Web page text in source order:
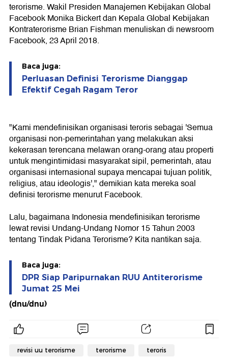
terorisme. Wakil Presiden Manajemen Kebijakan Global
Facebook Monika Bickert dan Kepala Global Kebijakan
Kontraterorisme Brian Fishman menuliskan di newsroom
Facebook, 23 April 2018.
Baca juga:
Perluasan Definisi Terorisme Dianggap
Efektif Cegah Ragam Teror
"Kami mendefinisikan organisasi teroris sebagai 'Semua
organisasi non-pemerintahan yang melakukan aksi
kekerasan terencana melawan orang-orang atau properti
untuk mengintimidasi masyarakat sipil, pemerintah, atau
organisasi internasional supaya mencapai tujuan politik,
religius, atau ideologis'," demikian kata mereka soal
definisi terorisme menurut Facebook.
Lalu, bagaimana Indonesia mendefinisikan terorisme
lewat revisi Undang-Undang Nomor 15 Tahun 2003
tentang Tindak Pidana Terorisme? Kita nantikan saja.
Baca juga:
DPR Siap Paripurnakan RUU Antiterorisme
Jumat 25 Mei
(dnu/dnu)
revisi uu terorisme terorisme teroris